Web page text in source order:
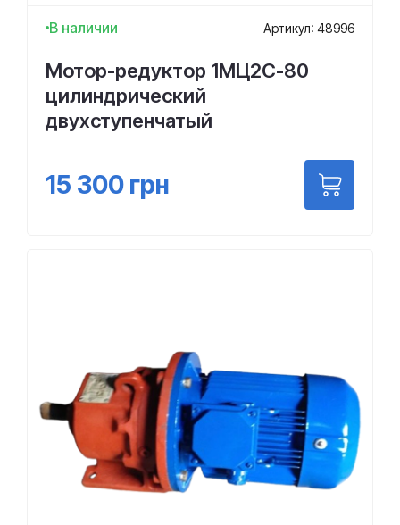
В наличии Артикул: 48996
Мотор-редуктор 1МЦ2С-80
цилиндрический
двухступенчатый
15 300 грн